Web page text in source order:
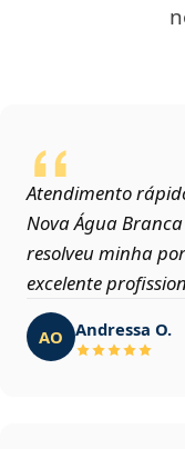
Atendimento
Nova Água
resolveu minha
excelente
AO Andressa O.